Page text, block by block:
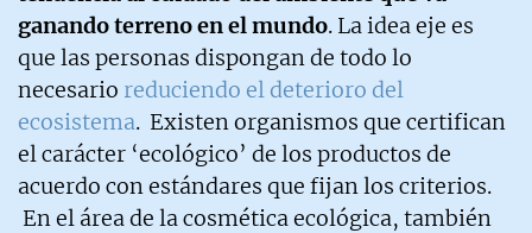
ganando terreno en el mundo. La idea eje es
que las personas dispongan de todo lo
necesario reduciendo el deterioro del
ecosistema. Existen organismos que certifican
el carácter ‘ecológico’ de los productos de
acuerdo con estándares que fijan los criterios.
En el área de la cosmética ecológica, también